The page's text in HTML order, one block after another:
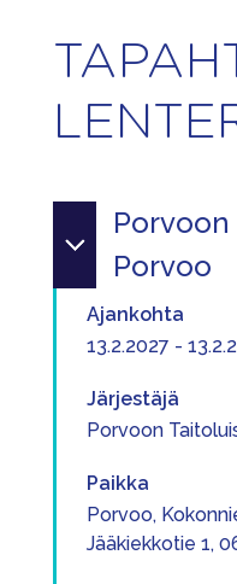
Porvoo
Ajankohta
13.2.2027 -
Järjestäjä
Porvoon
Paikka
Porvoo,
Jääkiekkotie 1,